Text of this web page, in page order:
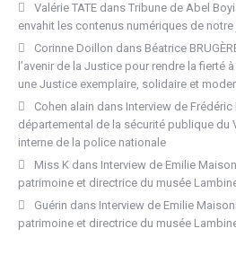
Valérie TATE dans Tribune de Abel
envahit les contenus numériques de
Corinne Doillon dans Béatrice
l’avenir de la Justice pour rendre la fierté
une Justice exemplaire, solidaire et
Cohen alain dans Interview de
départemental de la sécurité publique du
interne de la police nationale
Miss K dans Interview de Emilie
patrimoine et directrice du musée
Guérin dans Interview de Emilie
patrimoine et directrice du musée